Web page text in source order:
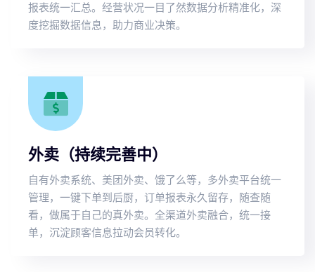
报表统一汇总。经营状况一目了然数据分析精准化，深
度挖掘数据信息，助力商业决策。
外卖（持续完善中）
自有外卖系统、美团外卖、饿了么等，多外卖平台统一
管理，一键下单到后厨，订单报表永久留存，随查随
看，做属于自己的真外卖。全渠道外卖融合，统一接
单，沉淀顾客信息拉动会员转化。